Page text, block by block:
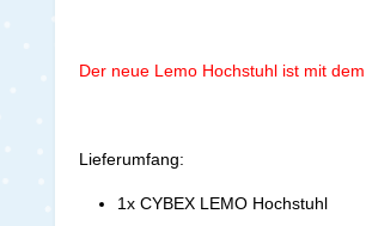
Der neue Lemo Hochstuhl ist mit
Lieferumfang:
1x CYBEX LEMO Hochstuhl